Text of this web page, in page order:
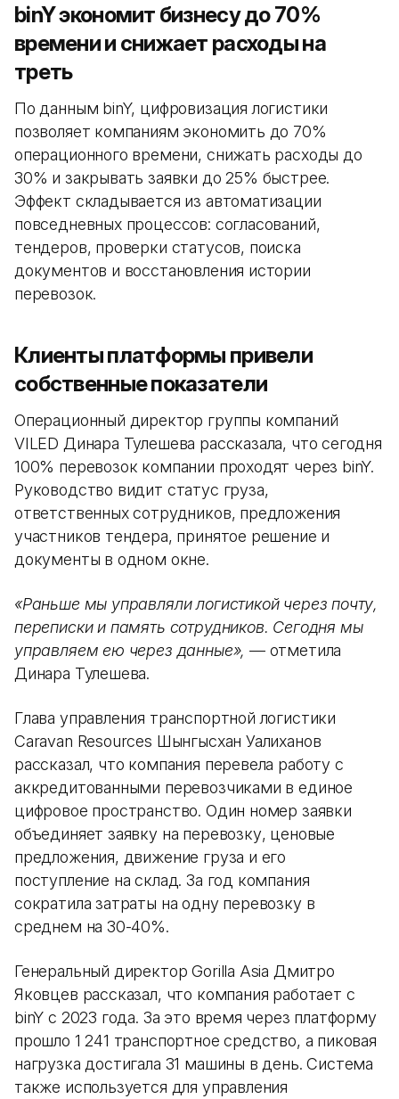
binY экономит бизнесу до 70%
времени и снижает расходы на
треть
По данным binY, цифровизация логистики
позволяет компаниям экономить до 70%
операционного времени, снижать расходы до
30% и закрывать заявки до 25% быстрее.
Эффект складывается из автоматизации
повседневных процессов: согласований,
тендеров, проверки статусов, поиска
документов и восстановления истории
перевозок.
Клиенты платформы привели
собственные показатели
Операционный директор группы компаний
VILED Динара Тулешева рассказала, что сегодня
100% перевозок компании проходят через binY.
Руководство видит статус груза,
ответственных сотрудников, предложения
участников тендера, принятое решение и
документы в одном окне.
«Раньше мы управляли логистикой через почту,
переписки и память сотрудников. Сегодня мы
управляем ею через данные», — отметила
Динара Тулешева.
Глава управления транспортной логистики
Caravan Resources Шынгысхан Уалиханов
рассказал, что компания перевела работу с
аккредитованными перевозчиками в единое
цифровое пространство. Один номер заявки
объединяет заявку на перевозку, ценовые
предложения, движение груза и его
поступление на склад. За год компания
сократила затраты на одну перевозку в
среднем на 30-40%.
Генеральный директор Gorilla Asia Дмитро
Яковцев рассказал, что компания работает с
binY с 2023 года. За это время через платформу
прошло 1 241 транспортное средство, а пиковая
нагрузка достигала 31 машины в день. Система
также используется для управления